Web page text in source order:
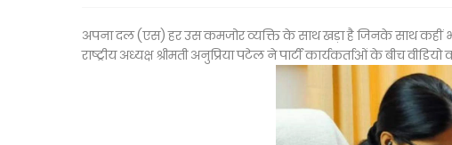
अपना दल (एस) हर उस कमजोर व्यक्ति के साथ खड़ा है जिनके साथ कहीं
राष्ट्रीय अध्यक्ष श्रीमती अनुप्रिया पटेल ने पार्टी कार्यकर्ताओं के बीच